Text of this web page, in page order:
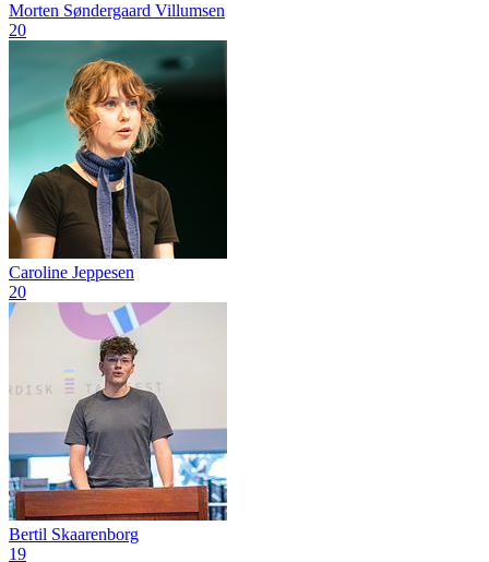
Morten Søndergaard Villumsen
20
Caroline Jeppesen
20
Bertil Skaarenborg
19